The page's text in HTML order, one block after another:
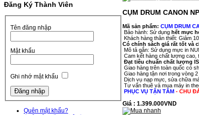
Đăng Ký Thành Viên
Tên đăng nhập
Mật khẩu
Ghi nhớ mật khẩu
Quên mật khẩu?
CỤM DRUM CANON
Mã sản phẩm: CỤM DRUM
Bảo hành: Sử dụng hết mực
Khách hàng thân thiết: Giảm
Có chính sách giá rất tốt và
Mô tả gắn: Sử dụng mực in
Cam kết hàng chất lượng
Đạt tiêu chuẩn chất lượng
Giao hàng trên toàn quốc có
Giao hàng tận nơi trong vòng
Dịch vụ nạp mực, sửa chữa
Tư vấn thuê và mua máy in
PHỤC VỤ TẬN TÂM - CHU
Giá : 1.399.000VND